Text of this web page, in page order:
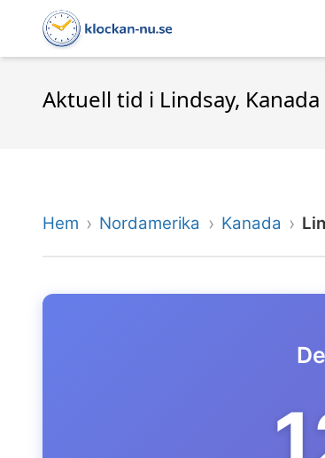
Aktuell tid i Lindsay, Kanada
Hem Nordamerika Kanada